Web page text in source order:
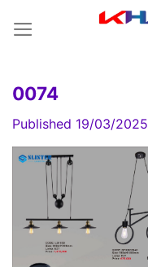
0074
Published 19/03/2025